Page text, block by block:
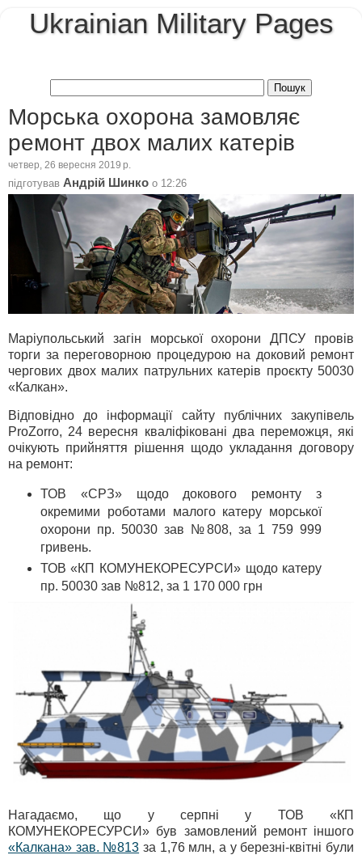
Ukrainian Military Pages
Морська охорона замовляє
ремонт двох малих катерів
четвер, 26 вересня 2019 р.
підготував Андрій Шинко о 12:26
Маріупольський загін морської охорони ДПСУ провів
торги за переговорною процедурою на доковий ремонт
чергових двох малих патрульних катерів проєкту 50030
«Калкан».
Відповідно до інформації сайту публічних закупівель
ProZorro, 24 вересня кваліфіковані два переможця, які
очікують прийняття рішення щодо укладання договору
на ремонт:
ТОВ «СРЗ» щодо докового ремонту з
окремими роботами малого катеру морської
охорони пр. 50030 зав №808, за 1 759 999
гривень.
ТОВ «КП КОМУНЕКОРЕСУРСИ» щодо катеру
пр. 50030 зав №812, за 1 170 000 грн
Нагадаємо, що у серпні у ТОВ «КП
КОМУНЕКОРЕСУРСИ» був замовлений ремонт іншого
«Калкана» зав. №813 за 1,76 млн, а у березні-квітні були